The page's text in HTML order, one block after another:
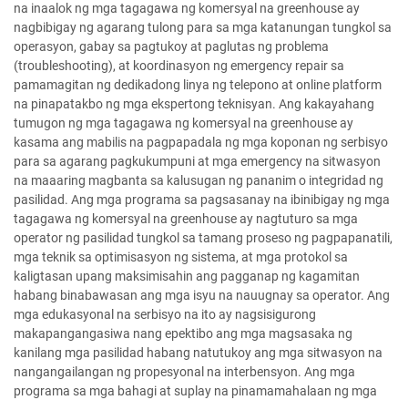
na inaalok ng mga tagagawa ng komersyal na greenhouse ay
nagbibigay ng agarang tulong para sa mga katanungan tungkol sa
operasyon, gabay sa pagtukoy at paglutas ng problema
(troubleshooting), at koordinasyon ng emergency repair sa
pamamagitan ng dedikadong linya ng telepono at online platform
na pinapatakbo ng mga ekspertong teknisyan. Ang kakayahang
tumugon ng mga tagagawa ng komersyal na greenhouse ay
kasama ang mabilis na pagpapadala ng mga koponan ng serbisyo
para sa agarang pagkukumpuni at mga emergency na sitwasyon
na maaaring magbanta sa kalusugan ng pananim o integridad ng
pasilidad. Ang mga programa sa pagsasanay na ibinibigay ng mga
tagagawa ng komersyal na greenhouse ay nagtuturo sa mga
operator ng pasilidad tungkol sa tamang proseso ng pagpapanatili,
mga teknik sa optimisasyon ng sistema, at mga protokol sa
kaligtasan upang maksimisahin ang pagganap ng kagamitan
habang binabawasan ang mga isyu na nauugnay sa operator. Ang
mga edukasyonal na serbisyo na ito ay nagsisigurong
makapangangasiwa nang epektibo ang mga magsasaka ng
kanilang mga pasilidad habang natutukoy ang mga sitwasyon na
nangangailangan ng propesyonal na interbensyon. Ang mga
programa sa mga bahagi at suplay na pinamamahalaan ng mga